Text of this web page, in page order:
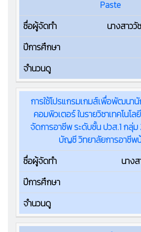
Paste
นางสาว
การใช้โปรแกรมเกมส์เพื่อพัฒนานั
คอมพิวเตอร์ ในรายวิชาเทคโนโ
จัดการอาชีพ ระดับชั้น ปวส.1 กลุ่ม
บัญชี วิทยาลัยการอาชีพ
นาง